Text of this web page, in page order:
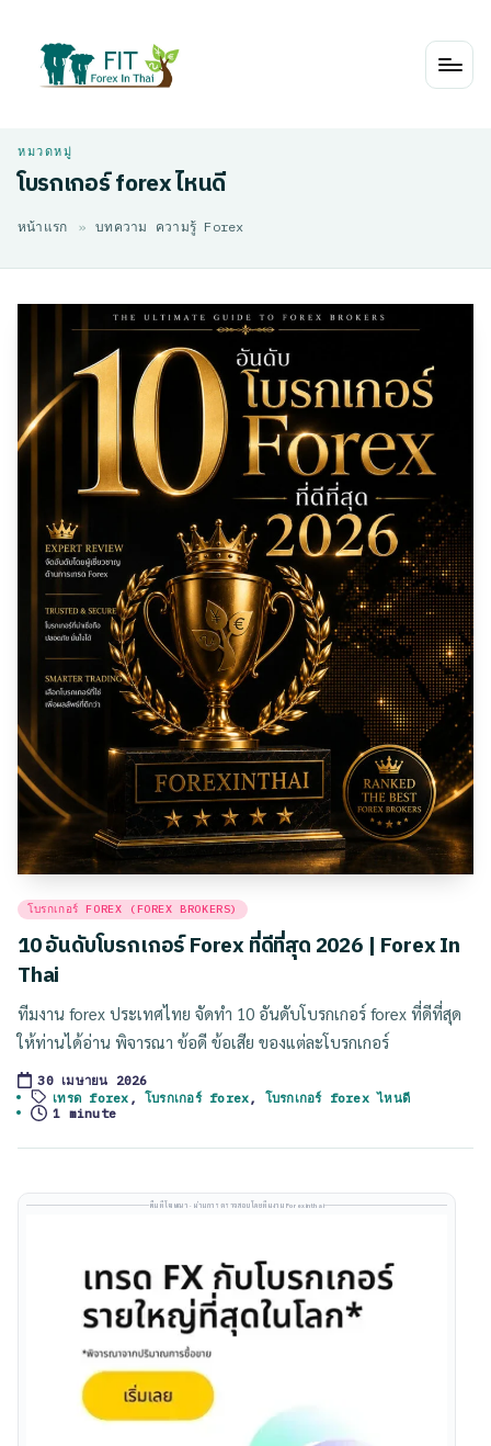
โบรกเกอร์ forex ไหนดี
หน้าแรก » บทความ ความรู้ Forex
Posted
โบรกเกอร์ FOREX (FOREX BROKERS)
10 อันดับโบรกเกอร์ Forex ที่ดีที่สุด 2026 | Forex In
Thai
ทีมงาน forex ประเทศไทย จัดทำ 10 อันดับโบรกเกอร์ forex ที่ดีที่สุด
ให้ท่านได้อ่าน พิจารณา ข้อดี ข้อเสีย ของแต่ละโบรกเกอร์
30 เมษายน 2026
Tags:เทรด forex , โบรกเกอร์ forex , โบรกเกอร์ forex ไหนดี
1 minute
พื้นที่โฆษณา · ผ่านการตรวจสอบโดยทีมงาน Forexinthai